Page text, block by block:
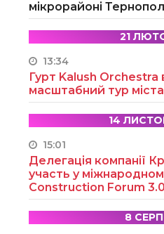
мікрорайоні
21
13:34
Гурт Kalush Orchestra
масштабний тур
14
15:01
Делегація компанії
участь у
Construction Forum
8